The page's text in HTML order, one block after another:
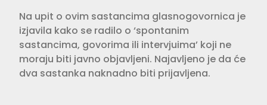
Na upit o ovim sastancima glasnogovornica je
izjavila kako se radilo o ‘spontanim
sastancima, govorima ili intervjuima’ koji ne
moraju biti javno objavljeni. Najavljeno je da će
dva sastanka naknadno biti prijavljena.